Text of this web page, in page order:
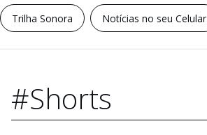
Trilha Sonora Notícias no seu Celular
#Shorts